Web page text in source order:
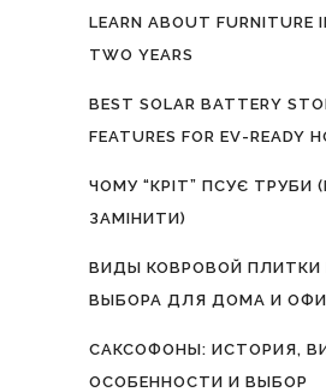
LEARN ABOUT FURNITURE
TWO YEARS
BEST SOLAR BATTERY
FEATURES FOR EV-READY
ЧОМУ “КРІТ” ПСУЄ ТРУБИ
ЗАМІНИТИ)
ВИДЫ КОВРОВОЙ ПЛИТКИ
ВЫБОРА ДЛЯ ДОМА И
САКСОФОНЫ: ИСТОРИЯ,
ОСОБЕННОСТИ И ВЫБОР